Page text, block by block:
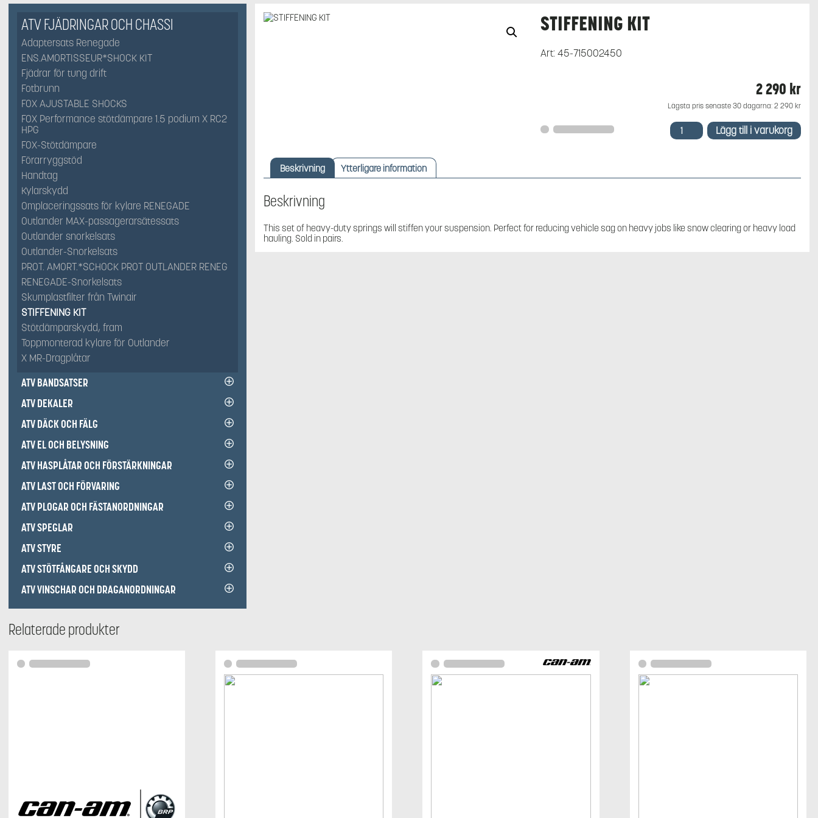
ATV FJÄDRINGAR OCH CHASSI
Adaptersats Renegade
ENS.AMORTISSEUR*SHOCK KIT
Fjädrar för tung drift
Fotbrunn
FOX AJUSTABLE SHOCKS
FOX Performance stötdämpare 1.5 podium X RC2
HPG
FOX-Stötdämpare
Förarryggstöd
Handtag
Kylarskydd
Omplaceringssats för kylare RENEGADE
Outlander MAX-passagerarsätessats
Outlander snorkelsats
Outlander-Snorkelsats
PROT. AMORT.*SCHOCK PROT OUTLANDER RENEG
RENEGADE-Snorkelsats
Skumplastfilter från Twinair
STIFFENING KIT
Stötdämparskydd, fram
Toppmonterad kylare för Outlander
X MR-Dragplåtar
ATV BANDSATSER
ATV DEKALER
ATV DÄCK OCH FÄLG
ATV EL OCH BELYSNING
ATV HASPLÅTAR OCH FÖRSTÄRKNINGAR
ATV LAST OCH FÖRVARING
ATV PLOGAR OCH FÄSTANORDNINGAR
ATV SPEGLAR
ATV STYRE
ATV STÖTFÅNGARE OCH SKYDD
ATV VINSCHAR OCH DRAGANORDNINGAR
STIFFENING KIT
Art:45-715002450
2 290 kr
Lägsta pris senaste 30 dagarna: 2 290 kr
STIFFENING
KIT Lägg till i varukorg
Beskrivning Ytterligare information
Beskrivning
This set of heavy-duty springs will stiffen your suspension. Perfect for reducing vehicle sag on heavy jobs like snow clearing or heavy load
hauling. Sold in pairs.
Relaterade produkter